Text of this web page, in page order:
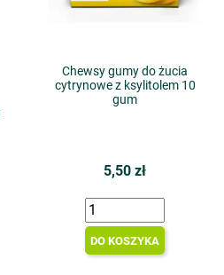
Chewsy gumy do żucia
cytrynowe z ksylitolem 10
gum
5,50 zł
DO KOSZYKA